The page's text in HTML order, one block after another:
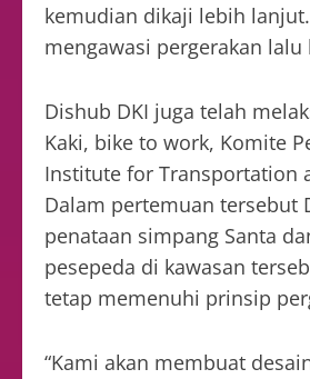
kemudian dikaji lebih
mengawasi pergerakan
Dishub DKI juga telah
Kaki, bike to work, Komite
Institute for Transportation
Dalam pertemuan tersebut
penataan simpang Santa
pesepeda di kawasan
tetap memenuhi prinsip
“Kami akan membuat